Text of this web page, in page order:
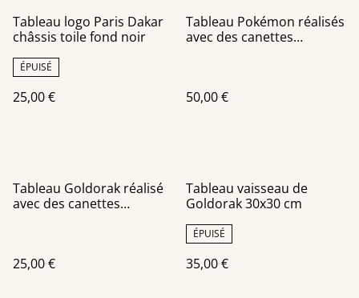
Tableau logo Paris Dakar
châssis toile fond noir
ÉPUISÉ
25,00 €
Tableau Pokémon réalisés
avec des canettes
50,00 €
Tableau Goldorak réalisé
avec des canettes
25,00 €
Tableau vaisseau de
Goldorak 30x30 cm
ÉPUISÉ
35,00 €